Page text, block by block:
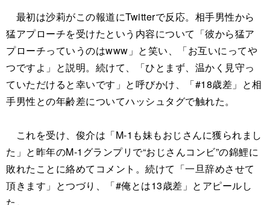
最初は沙莉がこの報道にTwitterで反応。相手男性から
猛アプローチを受けたという内容について「彼から猛ア
プローチっていうのはwww」と笑い、「お互いにってや
つですよ」と説明。続けて、「ひとまず、温かく見守っ
ていただけると幸いです」と呼びかけ、「#18歳差」と相
手男性との年齢差についてハッシュタグで触れた。
これを受け、俊介は「M-1も妹もおじさんに獲られまし
た」と昨年のM-1グランプリで“おじさんコンビ”の錦鯉に
敗れたことに絡めてコメント。続けて「一旦辞めさせて
頂きます」とつづり、「#俺とは13歳差」とアピールし